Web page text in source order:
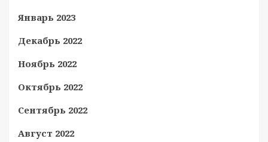
Январь 2023
Декабрь 2022
Ноябрь 2022
Октябрь 2022
Сентябрь 2022
Август 2022